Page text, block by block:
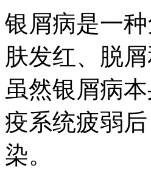
银屑病是一
肤发红、脱
虽然银屑病
疫系统疲弱
染。